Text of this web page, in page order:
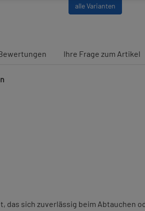
alle Varianten
Ihre Frage zum Artikel
sich zuverlässig beim Abtauchen